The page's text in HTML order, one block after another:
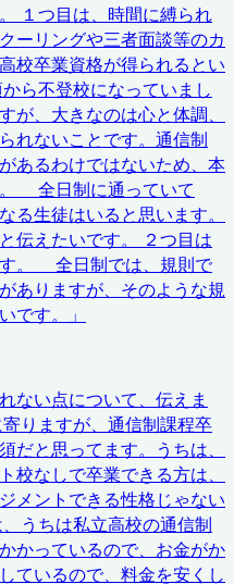
１つ目は、時間に縛られ
ーリングや三者面談等のカ
校卒業資格が得られるとい
ら不登校になっていまし
が、大きなのは心と体調、
れないことです。通信制
あるわけではないため、本
。 全日制に通っていて
る生徒はいると思います。
伝えたいです。 ２つ目は
。 全日制では、規則で
ありますが、そのような規
です。
」
ない点について、伝えま
りますが、通信制課程卒
だと思ってます。うちは、
校なしで卒業できる方は、
メントできる性格じゃない
うちは私立高校の通信制
かっているので、お金がか
ているので、料金を安くし